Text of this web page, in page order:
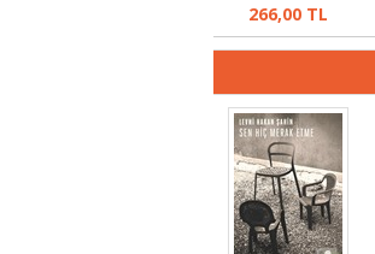
Mustafa Kema...
266,00TL